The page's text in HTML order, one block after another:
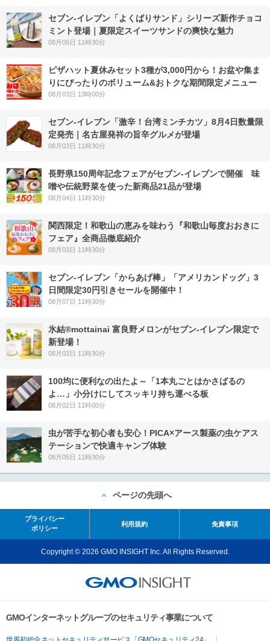
セブン‐イレブン「よくばりサンド」シリーズ新作チョコ
ミント登場｜夏限定スイーツサンドの爽快な魅力
08月06日 11時30分
ピザハット夏休みセット3種が3,000円から！お盆や集ま
りにぴったりのボリューム&おトクな期間限定メニュー
08月03日 13時00分
セブン-イレブン「激辛！台湾ミンチカツ」8月4日数量限
定発売｜名古屋発祥の旨辛グルメが登場
08月03日 11時30分
長野県150周年記念フェアがセブン-イレブンで開催 味
噌や伝統野菜を使った新商品21品が登場
08月04日 11時30分
関西限定！和歌山の恵みを味わう『和歌山毎度おおきに
フェア』全商品徹底紹介
08月03日 11時30分
セブン‐イレブン「からあげ棒」「アメリカンドッグ」3
日間限定30円引きセールを開催中！
08月07日 11時30分
氷結®mottainai 富良野メロンがセブン‐イレブン限定で
新登場！
08月03日 11時30分
100均に便利なの出たよ～「1本丸ごとはかさばるの
よ…」小分けにしてスッキリ持ち運べる板
08月02日 11時00分
虫が苦手な初心者も安心！PICA×アース製薬の虫ケアス
テーションで快適キャンプ体験
08月05日 11時30分
ページの先頭へ
プライバシー
ポリシー
利用規約 免責事項
Copyright © 2026 GMO INSIGHT Inc. All Rights Reserved.
GMOインターネットグループのセキュリティ事業について